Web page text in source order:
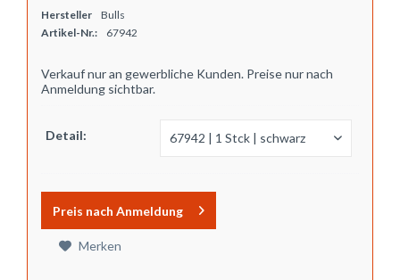
Hersteller
Bulls
Artikel-Nr.:
67942
Verkauf nur an gewerbliche Kunden. Preise nur nach
Anmeldung sichtbar.
Detail:
Preis nach Anmeldung
Merken